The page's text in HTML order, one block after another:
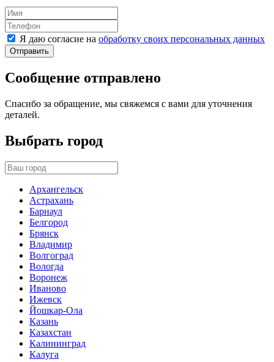
Я даю согласие на обработку своих персональных данных
Отправить
Сообщение отправлено
Спасибо за обращение, мы свяжемся с вами для уточнения
деталей.
Выбрать город
Архангельск
Астрахань
Барнаул
Белгород
Брянск
Владимир
Волгоград
Вологда
Воронеж
Иваново
Ижевск
Йошкар-Ола
Казань
Казахстан
Калининград
Калуга